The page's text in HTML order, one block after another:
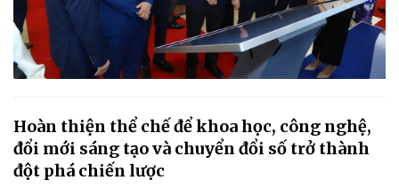
Hoàn thiện thể chế để khoa học, công nghệ,
đổi mới sáng tạo và chuyển đổi số trở thành
đột phá chiến lược